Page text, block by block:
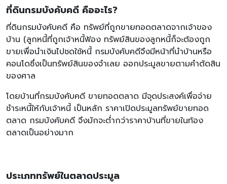
ที่ดินกรมบังคับคดี คืออะไร?
ที่ดินกรมบังคับคดี คือ ทรัพย์ที่ถูกขายทอดตลาดจากเจ้าของ
บ้าน (ลูกหนี้ที่ถูกเจ้าหนี้ฟ้อง ทรัพย์สินของลูกหนี้ก็จะต้องถูก
ขายเพื่อนำเงินไปชดใช้หนี้ กรมบังคับคดีจึงมีหน้าที่นำบ้านหรือ
คอนโดซึ่งเป็นทรัพย์สินของจำเลย ออกประมูลขายตามคำตัดสิน
ของศาล
โดยบ้านที่กรมบังคับคดี ขายทอดตลาด มีจุดประสงค์เพื่อจ่าย
ชำระหนี้ให้กับเจ้าหนี้ เป็นหลัก ราคาเปิดประมูลทรัพย์ขายทอด
ตลาด กรมบังคับคดี จึงมักจะต่ำกว่าราคาบ้านที่ขายในท้อง
ตลาดเป็นอย่างมาก
ประเภททรัพย์ในตลาดประมูล